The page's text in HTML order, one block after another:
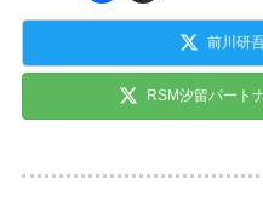
前川研
RSM汐留パート